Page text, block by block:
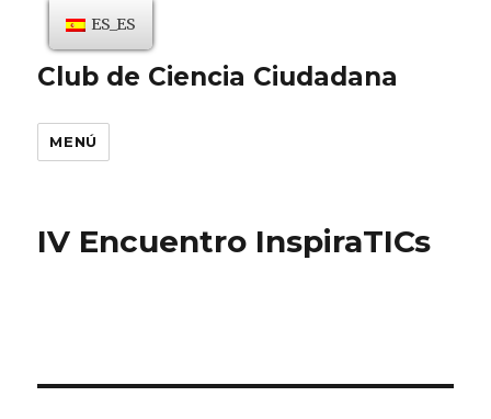
Club de Ciencia Ciudadana
MENÚ
IV Encuentro InspiraTICs
ES_ES